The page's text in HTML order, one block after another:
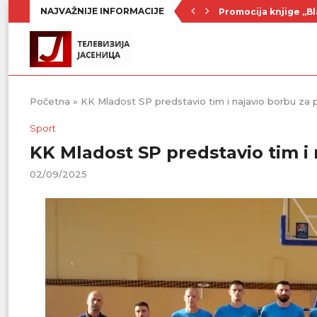
NAJVAŽNIJE INFORMACIJE Promocija knjige
Početna » KK Mladost SP predstavio tim i najavio borbu za
Sport
KK Mladost SP predstavio tim
02/09/2025